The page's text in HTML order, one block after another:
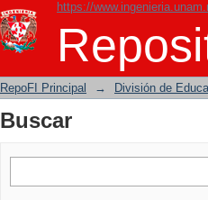
https://
Buscar
RepoFI Principal → División de
Buscar